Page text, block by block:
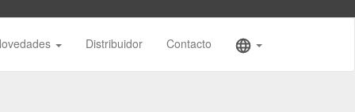
Distribuidor
Contacto